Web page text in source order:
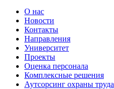
О нас
Новости
Контакты
Направления
Университет
Проекты
Оценка персонала
Комплексные решения
Аутсорсинг охраны труда